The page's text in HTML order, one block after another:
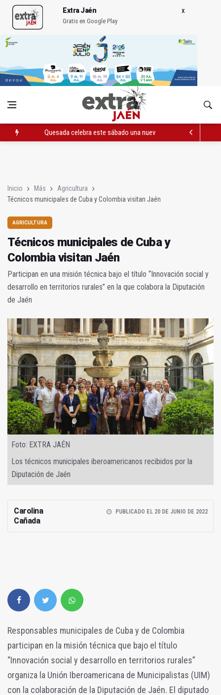
Extra Jaén
Gratis en Google Play
Quesada celebra este sábado una nueva jornada de Orgullo
Inicio Más
Agricultura
Técnicos municipales de Cuba y Colombia visitan Jaén
AGRICULTURA
Técnicos municipales de Cuba y
Colombia visitan Jaén
Participan en una misión técnica bajo el título “Innovación social y
desarrollo en territorios rurales” en la que colabora la Diputación
de Jaén
Foto: EXTRA JAÉN
Los técnicos municipales iberoamericanos recibidos por la
Diputación de Jaén
Carolina
Cañada
PUBLICADO EL 20 DE JUNIO DE 2022
Responsables municipales de Cuba y de Colombia
participan en la misión técnica que bajo el título
“Innovación social y desarrollo en territorios rurales”
organiza la Unión Iberoamericana de Municipalistas (UIM)
con la colaboración de la Diputación de Jaén. El diputado